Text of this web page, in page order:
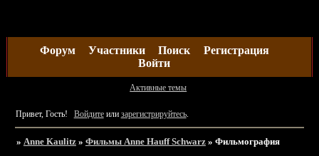
Форум Участники Поиск
Регистрация
Войти
Активные темы
Привет, Гость! Войдитеили зарегистрируйтесь.
» Anne Kaulitz » Фильмы Anne Hauff Schwarz » Фильмография